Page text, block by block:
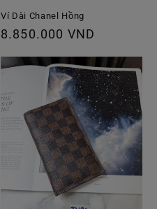
Ví Dài Chanel Hồng
Giá
thường
8.850.000 VND